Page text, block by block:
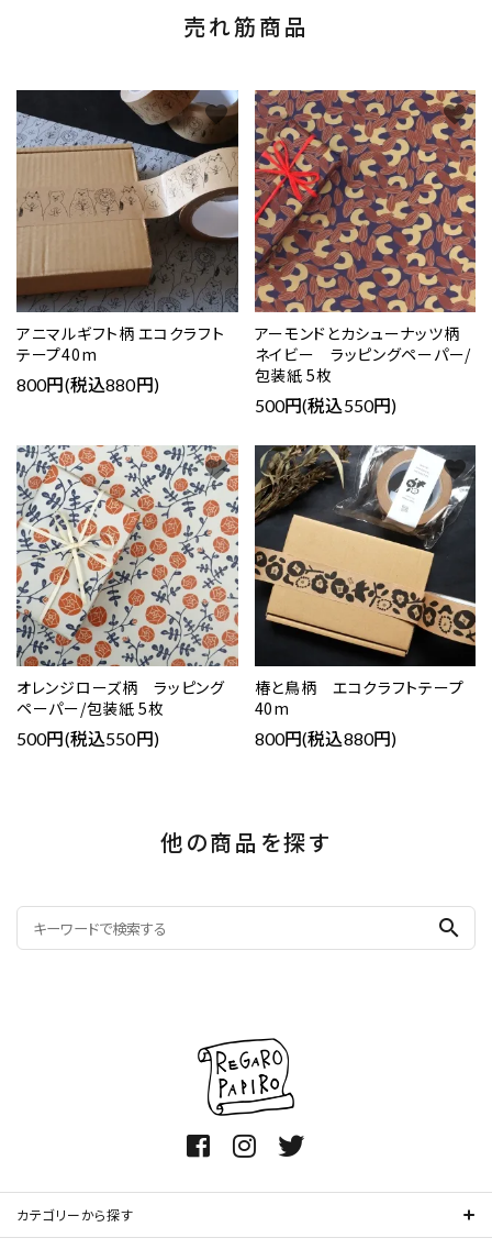
売れ筋商品
アニマルギフト柄 エコクラフト
テープ40m
800円(税込880円)
favorite
アーモンドとカシューナッツ柄
ネイビー ラッピングペーパー/
包装紙 5枚
500円(税込550円)
favorite
オレンジローズ柄 ラッピング
ペーパー/包装紙 5枚
500円(税込550円)
favorite
椿と鳥柄 エコクラフトテープ
40m
800円(税込880円)
favorite
他の商品を探す
search
カテゴリーから探す